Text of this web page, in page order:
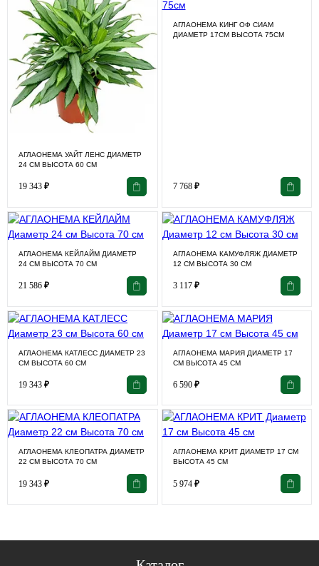
АГЛАОНЕМА УАЙТ ЛЕНС ДИАМЕТР
24 СМ ВЫСОТА 60 СМ
19 343 ₽
АГЛАОНЕМА КИНГ ОФ СИАМ
ДИАМЕТР 17СМ ВЫСОТА 75СМ
7 768 ₽
АГЛАОНЕМА КЕЙЛАЙМ ДИАМЕТР
24 СМ ВЫСОТА 70 СМ
21 586 ₽
АГЛАОНЕМА КАМУФЛЯЖ ДИАМЕТР
12 СМ ВЫСОТА 30 СМ
3 117 ₽
АГЛАОНЕМА КАТЛЕСС ДИАМЕТР 23
СМ ВЫСОТА 60 СМ
19 343 ₽
АГЛАОНЕМА МАРИЯ ДИАМЕТР 17
СМ ВЫСОТА 45 СМ
6 590 ₽
АГЛАОНЕМА КЛЕОПАТРА ДИАМЕТР
22 СМ ВЫСОТА 70 СМ
19 343 ₽
АГЛАОНЕМА КРИТ ДИАМЕТР 17 СМ
ВЫСОТА 45 СМ
5 974 ₽